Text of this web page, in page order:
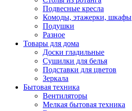
Подвесные кресла
Комоды, этажерки, шкафы
Подушки
Разное
Товары для дома
Доски гладильные
Сушилки для белья
Подставки для цветов
Зеркала
Бытовая техника
Вентиляторы
Мелкая бытовая техника